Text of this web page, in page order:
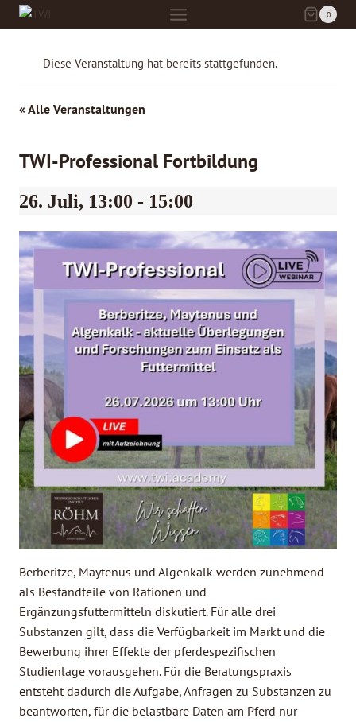
Zum
Inhalt
0
Diese Veranstaltung hat bereits stattgefunden.
« Alle Veranstaltungen
TWI-Professional Fortbildung
26. Juli, 13:00 - 15:00
Berberitze, Maytenus und Algenkalk werden zunehmend
als Bestandteile von Rationen und
Ergänzungsfuttermitteln diskutiert. Für alle drei
Substanzen gilt, dass die Verfügbarkeit im Markt und die
Bewerbung ihrer Effekte der pferdespezifischen
Studienlage vorausgehen. Für die Beratungspraxis
entsteht dadurch die Aufgabe, Anfragen zu Substanzen zu
beantworten, für die belastbare Daten am Pferd nur